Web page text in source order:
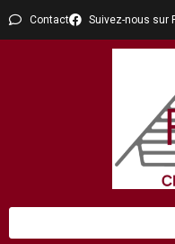
Contact Suivez-nous sur